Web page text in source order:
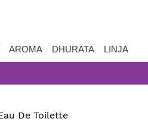
AROMA DHURATA LINJA